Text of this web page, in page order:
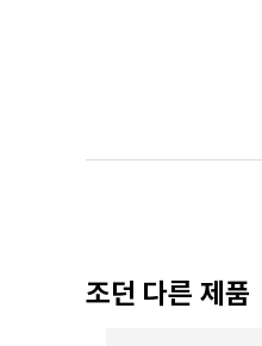
조던 다른 제품